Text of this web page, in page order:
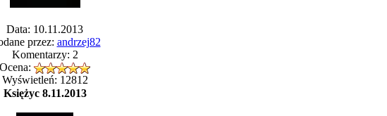
Data: 10.11.2013
przez: andrzej82
Komentarzy: 2
Ocena:
Wyświetleń: 12812
Księżyc 8.11.2013